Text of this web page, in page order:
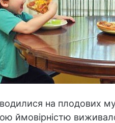
на плодових
ймовірністю